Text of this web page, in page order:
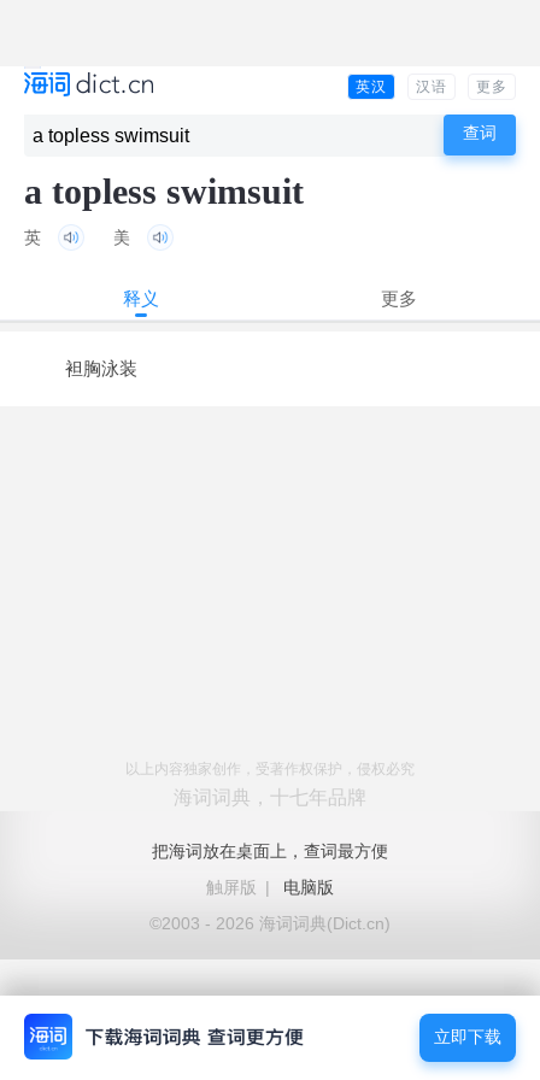
英汉 汉语 更多
a topless swimsuit
英 美
释义 更多
袒胸泳装
以上内容独家创作，受著作权保护，侵权必究
海词词典，十七年品牌
把海词放在桌面上，查词最方便
触屏版
|
电脑版
©2003 - 2026 海词词典(Dict.cn)
立即下载
立即下载